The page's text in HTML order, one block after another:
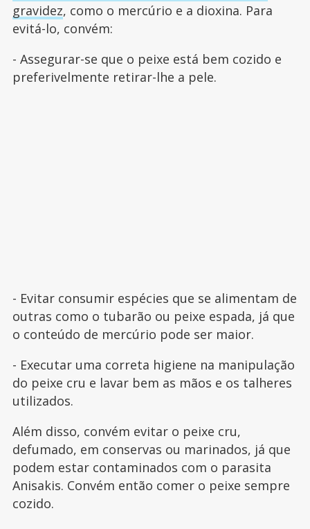
gravidez, como o mercúrio e a dioxina. Para
evitá-lo, convém:
- Assegurar-se que o peixe está bem cozido e
preferivelmente retirar-lhe a pele.
- Evitar consumir espécies que se alimentam de
outras como o tubarão ou peixe espada, já que
o conteúdo de mercúrio pode ser maior.
- Executar uma correta higiene na manipulação
do peixe cru e lavar bem as mãos e os talheres
utilizados.
Além disso, convém evitar o peixe cru,
defumado, em conservas ou marinados, já que
podem estar contaminados com o parasita
Anisakis. Convém então comer o peixe sempre
cozido.